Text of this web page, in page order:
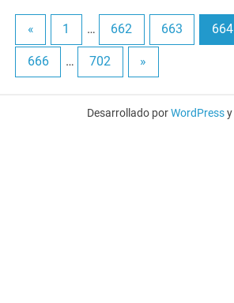
« 1 … 662 663 664
666 … 702 »
Desarrollado porWordPressy